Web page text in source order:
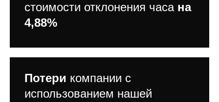
стоимости отклонения часа на
4,88%
Потери компании с
использованием нашей